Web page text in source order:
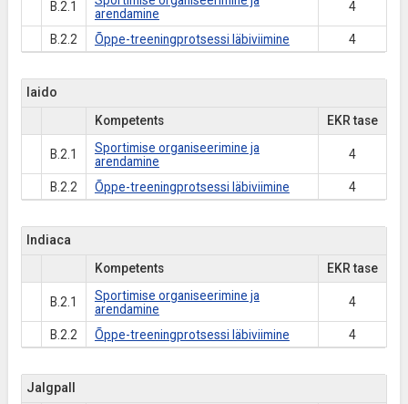
B.2.1
arendamine
4
B.2.2 Õppe-treeningprotsessi läbiviimine 4
Iaido
Kompetents EKR tase
B.2.1
Sportimise organiseerimine ja
arendamine
4
B.2.2 Õppe-treeningprotsessi läbiviimine 4
Indiaca
Kompetents EKR tase
B.2.1
Sportimise organiseerimine ja
arendamine
4
B.2.2 Õppe-treeningprotsessi läbiviimine 4
Jalgpall